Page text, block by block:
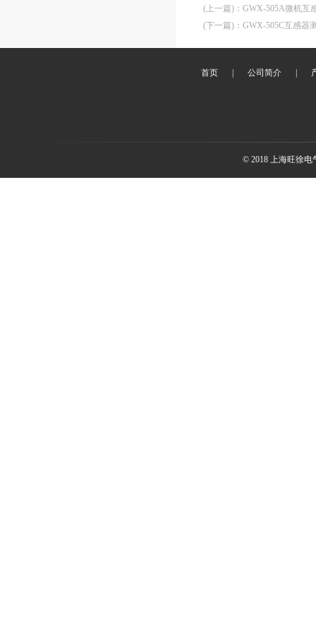
(上一篇) ： GWX-505A微机互
(下一篇) ： GWX-505C互感器
首页 公司简介
© 2018 上海旺徐